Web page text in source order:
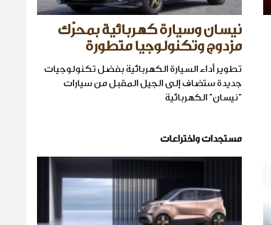
نيسان وسيارة كهربائية بمحرّك
مزدوج وتكنولوجيا متطورة
تطوير أداء السيارة الكهربائية بفضل تكنولوجيات
جديدة ستضاف إلى الجيل المقبل من سيارات
"نيسان" الكهربائية
مستجدات واختراعات